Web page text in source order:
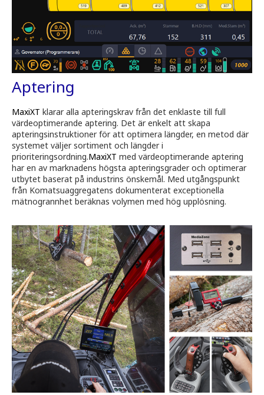
Aptering
MaxiXT klarar alla apteringskrav från det enklaste till full
värdeoptimerande aptering. Det är enkelt att skapa
apteringsinstruktioner för att optimera längder, en metod där
systemet väljer sortiment och längder i
prioriteringsordning.MaxiXT med värdeoptimerande aptering
har en av marknadens högsta apteringsgrader och optimerar
utbytet baserat på industrins önskemål. Med utgångspunkt
från Komatsuaggregatens dokumenterat exceptionella
mätnogrannhet beräknas volymen med hög upplösning.